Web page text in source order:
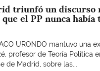
triunfó un discurso
el PP nunca había
URONDO mantuvo una
profesor de Teoría Política
de Madrid, sobre las...